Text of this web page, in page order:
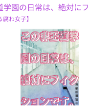
園の日常は、絶対に
わ女子】